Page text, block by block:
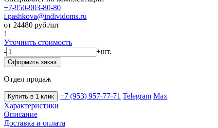
+7-950-903-80-80
i.pashkova@individoms.ru
от 24480 руб./шт
!
Уточнить стоимость
-
+шт.
Оформить заказ
Отдел продаж
Купить в 1 клик +7 (953) 957-77-71 Telegram Max
Характеристики
Описание
Доставка и оплата